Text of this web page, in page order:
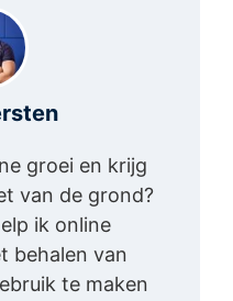
groei en krijg
van de grond?
ik online
behalen van
te maken